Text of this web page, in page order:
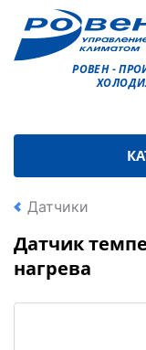
РОВЕН -
Датчики
Датчик
нагрева